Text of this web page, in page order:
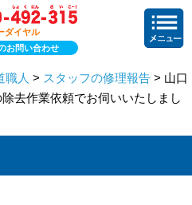
ダイヤル
お問い合わせ
職人 > スタッフの修理報告 > 山口
去作業依頼でお伺いいたしまし